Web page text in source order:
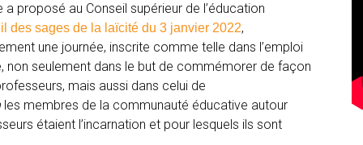
proposé au Conseil supérieur de l’éducation
des sages de la laïcité du 3 janvier 2022,
une journée, inscrite comme telle dans l’emploi
non seulement dans le but de commémorer de façon
mais aussi dans celui de
les membres de la communauté éducative autour
étaient l’incarnation et pour lesquels ils sont